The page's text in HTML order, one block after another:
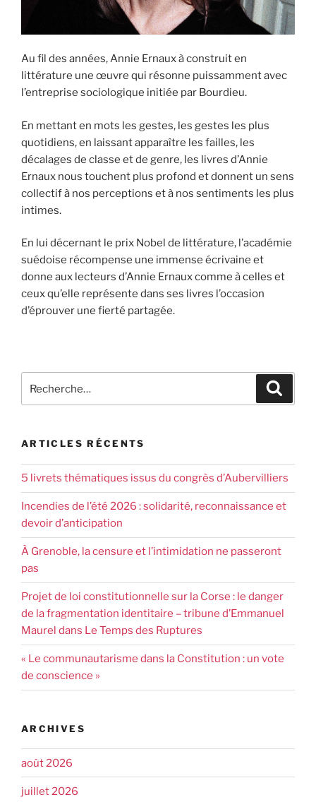
Au fil des années, Annie Ernaux à construit en
littérature une œuvre qui résonne puissamment avec
l’entreprise sociologique initiée par Bourdieu.
En mettant en mots les gestes, les gestes les plus
quotidiens, en laissant apparaître les failles, les
décalages de classe et de genre, les livres d’Annie
Ernaux nous touchent plus profond et donnent un sens
collectif à nos perceptions et à nos sentiments les plus
intimes.
En lui décernant le prix Nobel de littérature, l’académie
suédoise récompense une immense écrivaine et
donne aux lecteurs d’Annie Ernaux comme à celles et
ceux qu’elle représente dans ses livres l’occasion
d’éprouver une fierté partagée.
ARTICLES RÉCENTS
5 livrets thématiques issus du congrès d’Aubervilliers
Incendies de l’été 2026 : solidarité, reconnaissance et
devoir d’anticipation
À Grenoble, la censure et l’intimidation ne passeront
pas
Projet de loi constitutionnelle sur la Corse : le danger
de la fragmentation identitaire – tribune d’Emmanuel
Maurel dans Le Temps des Ruptures
« Le communautarisme dans la Constitution : un vote
de conscience »
ARCHIVES
août 2026
juillet 2026